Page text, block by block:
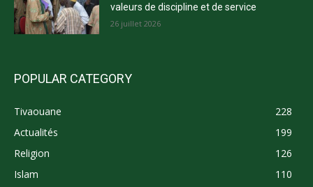
valeurs de discipline et de service
26 juillet 2026
POPULAR CATEGORY
Tivaouane
228
Actualités
199
Religion
126
Islam
110